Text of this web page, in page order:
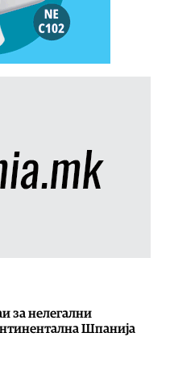
за нелегални
Шпанија